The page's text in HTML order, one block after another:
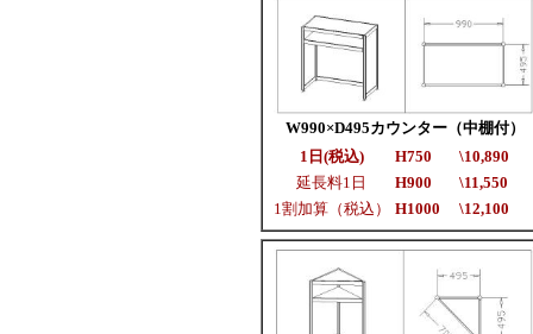
W990×D495カウンター（中棚付）
1日(税込)
H750
\10,890
延長料1日
H900
\11,550
1割加算（税込）
H1000 \12,100